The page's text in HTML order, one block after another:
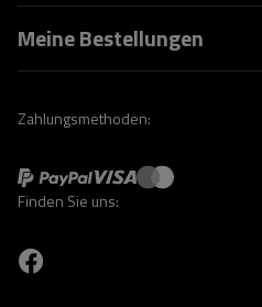
Meine Bestellungen
Zahlungsmethoden:
Finden Sie uns: